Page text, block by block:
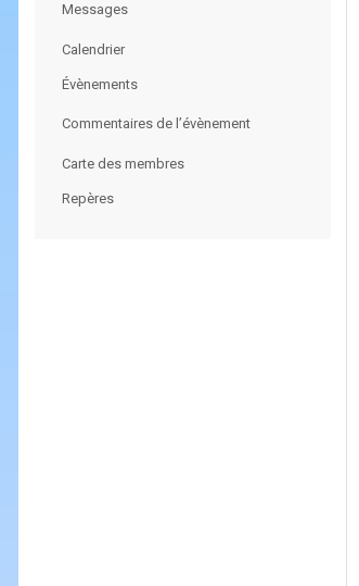
Messages
Calendrier
Évènements
Commentaires de l’évènement
Carte des membres
Repères